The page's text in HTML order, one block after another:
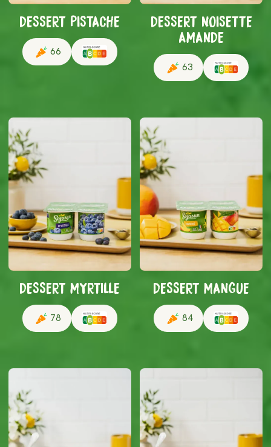
DESSERT PISTACHE
66
DESSERT NOISETTE
AMANDE
63
DESSERT MYRTILLE
78
DESSERT MANGUE
84